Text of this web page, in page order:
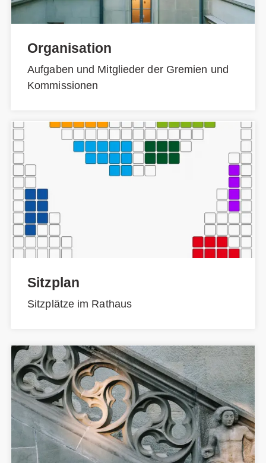
Organisation
Aufgaben und Mitglieder der Gremien und
Kommissionen
Sitzplan
Sitzplätze im Rathaus